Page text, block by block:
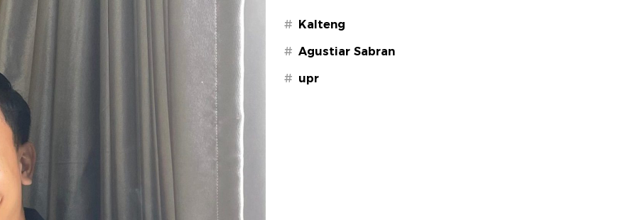
# Kalteng
# Agustiar Sabran
# upr